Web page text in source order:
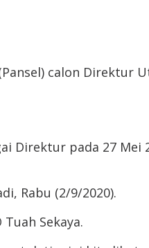
calon Direktur
Direktur pada 27 Mei
Rabu (2/9/2020).
Sekaya.